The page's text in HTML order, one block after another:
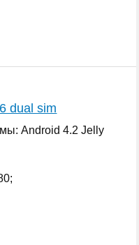
dual sim
Android 4.2 Jelly